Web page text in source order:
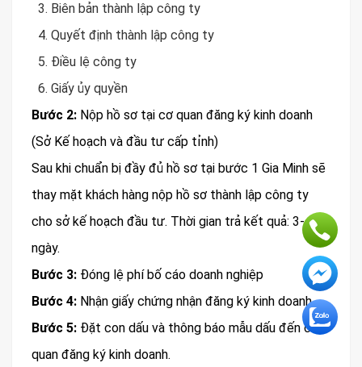
Biên bản thành lập công ty
Quyết định thành lập công ty
Điều lệ công ty
Giấy ủy quyền
Bước 2: Nộp hồ sơ tại cơ quan đăng ký kinh doanh
(Sở Kế hoạch và đầu tư cấp tỉnh)
Sau khi chuẩn bị đầy đủ hồ sơ tại bước 1 Gia Minh sẽ
thay mặt khách hàng nộp hồ sơ thành lập công ty
cho sở kế hoạch đầu tư. Thời gian trả kết quả: 3- 5
ngày.
Bước 3: Đóng lệ phí bố cáo doanh nghiệp
Bước 4: Nhận giấy chứng nhận đăng ký kinh doanh
Bước 5: Đặt con dấu và thông báo mẫu dấu đến cơ
quan đăng ký kinh doanh.